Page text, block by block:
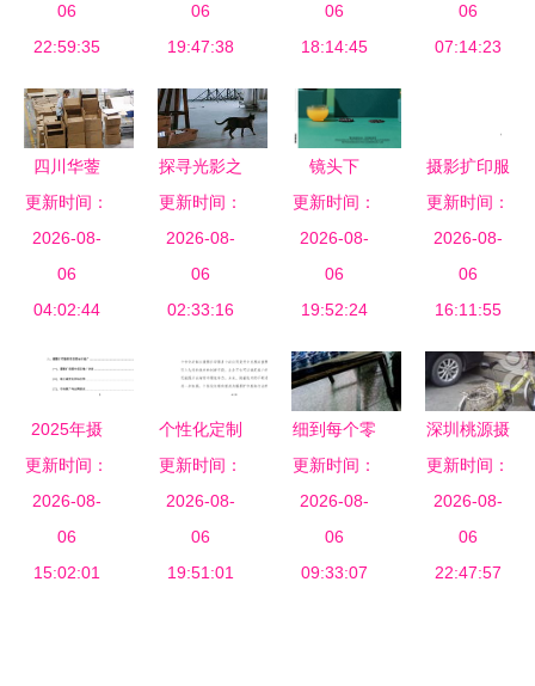
06
22:59:35
予最后尊严
06
19:47:38
强东离婚传
闻、流浪地
06
18:14:45
虎工厂的匠
心之道
06
07:14:23
四川华蓥
推进新型工
业化 为经
济发展“扩
印”提速
更新时间：
2026-08-
06
04:02:44
探寻光影之
隙 工作室
诚招产品静
物摄影助理
更新时间：
2026-08-
06
02:33:16
镜头下
的“黑色黄
金” 如何用
产品摄影，
拍出黑芝麻
感？
更新时间：
2026-08-
06
19:52:24
摄影扩印服
务行业投资
规划报告
把握视觉消
费新时代的
更新时间：
2026-08-
06
16:11:55
2025年摄
影扩印服务
项目发展计
划与分析
更新时间：
2026-08-
06
15:02:01
个性化定制
在摄影扩印
服务中的创
新应用 全
面剖析·探
更新时间：
2026-08-
06
19:51:01
细到每个零
件，精于每
处服务——
百诺脚架摄
影包工厂与
更新时间：
2026-08-
06
09:33:07
深圳桃源摄
影冲印中心
大众点评热
门摄影扩印
服务指南
更新时间：
2026-08-
06
22:47:57